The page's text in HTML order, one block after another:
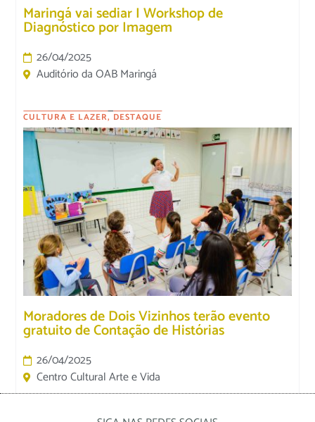
Maringá vai sediar I Workshop de
Diagnóstico por Imagem
26/04/2025
Auditório da OAB Maringá
CULTURA E LAZER, DESTAQUE
Moradores de Dois Vizinhos terão evento
gratuito de Contação de Histórias
26/04/2025
Centro Cultural Arte e Vida